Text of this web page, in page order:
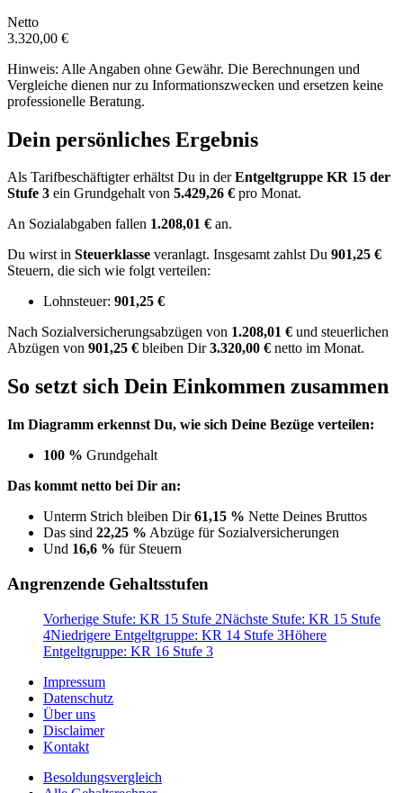
Netto
3.320,00 €
Hinweis: Alle Angaben ohne Gewähr. Die Berechnungen und
Vergleiche dienen nur zu Informationszwecken und ersetzen keine
professionelle Beratung.
Dein persönliches Ergebnis
Als Tarifbeschäftigter erhältst Du in derEntgeltgruppe KR 15 der
Stufe 3 ein Grundgehalt von 5.429,26 € pro Monat.
An Sozialabgaben fallen 1.208,01 € an.
Du wirst in Steuerklasse veranlagt. Insgesamt zahlst Du 901,25 €
Steuern, die sich wie folgt verteilen:
Lohnsteuer: 901,25 €
Nach Sozialversicherungsabzügen von 1.208,01 € und steuerlichen
Abzügen von 901,25 € bleiben Dir3.320,00 € netto im Monat.
So setzt sich Dein Einkommen zusammen
Im Diagramm erkennst Du, wie sich Deine Bezüge verteilen:
100 % Grundgehalt
Das kommt netto bei Dir an:
Unterm Strich bleiben Dir61,15 % Nette Deines Bruttos
Das sind 22,25 % Abzüge für Sozialversicherungen
Und 16,6 % für Steuern
Angrenzende Gehaltsstufen
Vorherige Stufe: KR 15 Stufe 2Nächste Stufe: KR 15 Stufe
4Niedrigere Entgeltgruppe: KR 14 Stufe 3Höhere
Entgeltgruppe: KR 16 Stufe 3
Impressum
Datenschutz
Über uns
Disclaimer
Kontakt
Besoldungsvergleich